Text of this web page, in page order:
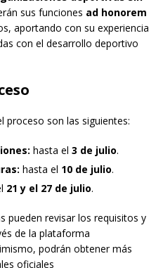
sus funciones ad honorem
aportando con su experiencia
con el desarrollo deportivo
proceso son las siguientes:
hasta el 3 de julio.
hasta el 10 de julio.
21 y el 27 de julio.
pueden revisar los requisitos y
de la plataforma
podrán obtener más
oficiales